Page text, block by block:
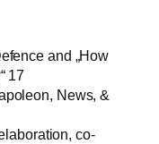
and „How
17
News, &
co-